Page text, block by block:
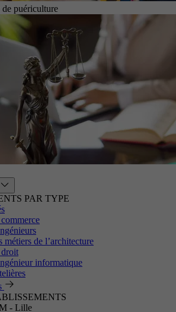
puériculture
PAR TYPE
métiers de l’architecture
droit
informatique